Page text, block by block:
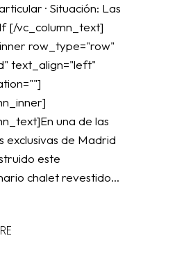
· Situación: Las
[/vc_column_text]
row_type="row"
text_align="left"
una de las
exclusivas de Madrid
este
chalet revestido...